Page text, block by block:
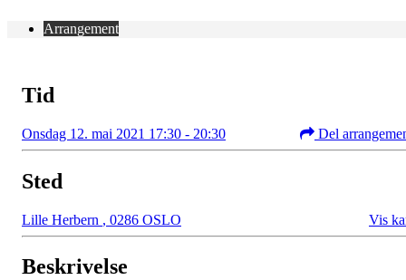
Arrangement
Tid
Onsdag 12. mai 2021 17:30 - 20:30 Del
Sted
Lille Herbern , 0286 OSLO Vis
Beskrivelse